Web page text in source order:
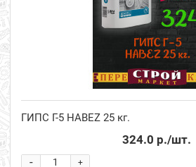
ГИПС Г-5 HABEZ 25 кг.
324.0 р./шт.
+
-